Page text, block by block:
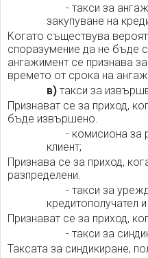
- такси за
закупуване на
Когато съществува
споразумение да не бъде
ангажимент се признава
времето от срока на
в)такси за
Признават се за приход,
бъде извършено.
- комисиона за
клиент;
Признава се за приход,
разпределени.
- такси за
кредитополучател
Признават се за приход,
- такси за
Таксата за синдикиране,